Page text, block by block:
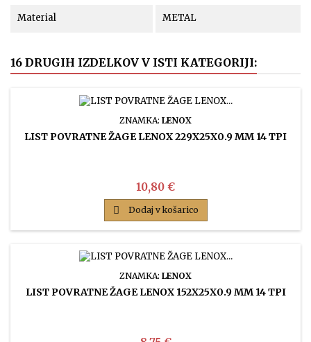
Material METAL
16 DRUGIH IZDELKOV V ISTI KATEGORIJI:
ZNAMKA: LENOX
LIST POVRATNE ŽAGE LENOX 229X25X0.9 MM 14 TPI
Cena
10,80 €
 Dodaj v košarico
ZNAMKA: LENOX
LIST POVRATNE ŽAGE LENOX 152X25X0.9 MM 14 TPI